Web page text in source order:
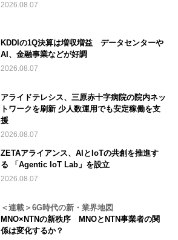
2026.08.07
KDDIの1Q決算は増収増益 データセンターや
AI、金融事業などが好調
2026.08.07
アライドテレシス、三原赤十字病院の院内ネッ
トワークを刷新 少人数運用でも安定稼働を支
援
2026.08.07
ZETAアライアンス、AIとIoTの共創を推進す
る 「Agentic IoT Lab」を設立
2026.08.07
＜連載＞6G時代の新・業界地図
MNO×NTNの新秩序 MNOとNTN事業者の関
係は変化するか？